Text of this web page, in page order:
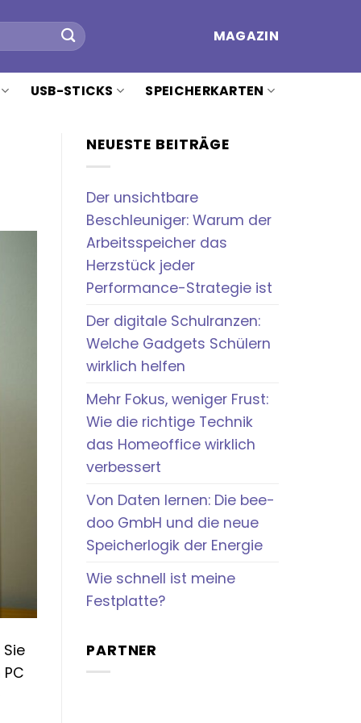
MAGAZIN
USB-STICKS SPEICHERKARTEN
NEUESTE BEITRÄGE
Der unsichtbare
Beschleuniger: Warum der
Arbeitsspeicher das
Herzstück jeder
Performance-Strategie ist
Der digitale Schulranzen:
Welche Gadgets Schülern
wirklich helfen
Mehr Fokus, weniger Frust:
Wie die richtige Technik
das Homeoffice wirklich
verbessert
Von Daten lernen: Die bee-
doo GmbH und die neue
Speicherlogik der Energie
Wie schnell ist meine
Festplatte?
PARTNER